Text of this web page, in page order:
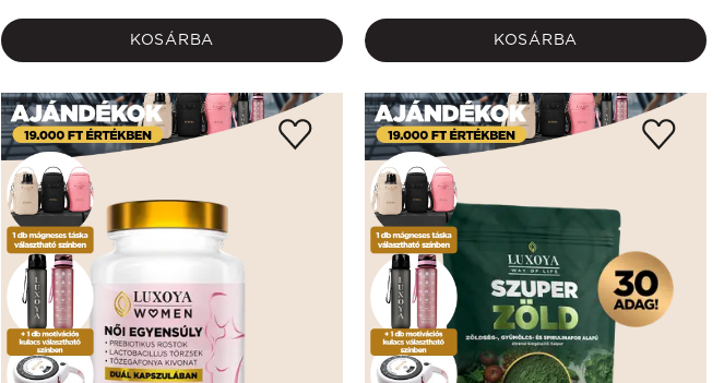
KOSÁRBA KOSÁRBA